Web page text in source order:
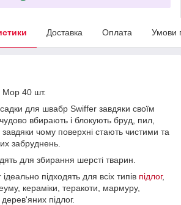
Доставка Оплата Умови
Mop 40 шт.
для швабр Swiffer завдяки своїм
вбирають і блокують бруд, пил,
чому поверхні стають чистими та
забруднень.
для збирання шерсті тварин.
підходять для всіх типів підлог,
кераміки, теракоти, мармуру,
підлог.